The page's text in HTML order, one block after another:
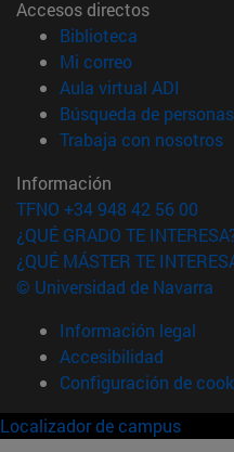
Accesos directos
Biblioteca
Mi correo(abre en
Aula virtual ADI
Búsqueda de personas
Trabaja con nosotros
Información
TFNO +34 948 42 56 00
¿QUÉ GRADO TE
¿QUÉ MÁSTER TE
© Universidad de Navarra
Información legal
Accesibilidad
Configuración de
Localizador de campus